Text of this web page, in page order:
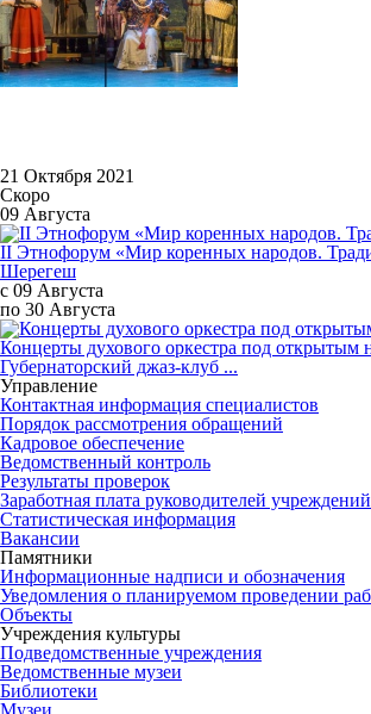
21 Октября 2021
Скоро
09 Августа
II Этнофорум «Мир коренных народов.
Шерегеш
с 09 Августа
по 30 Августа
Концерты духового оркестра под открытым
Губернаторский джаз-клуб ...
Управление
Контактная информация специалистов
Порядок рассмотрения обращений
Кадровое обеспечение
Ведомственный контроль
Результаты проверок
Заработная плата руководителей
Статистическая информация
Вакансии
Памятники
Информационные надписи и обозначения
Уведомления о планируемом проведении
Объекты
Учреждения культуры
Подведомственные учреждения
Ведомственные музеи
Библиотеки
Музеи